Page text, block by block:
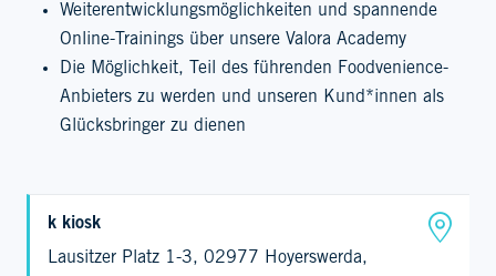
Weiterentwicklungsmöglichkeiten und spannende
Online-Trainings über unsere Valora Academy
Die Möglichkeit, Teil des führenden Foodvenience-
Anbieters zu werden und unseren Kund*innen als
Glücksbringer zu dienen
k kiosk
Lausitzer Platz 1-3, 02977 Hoyerswerda,